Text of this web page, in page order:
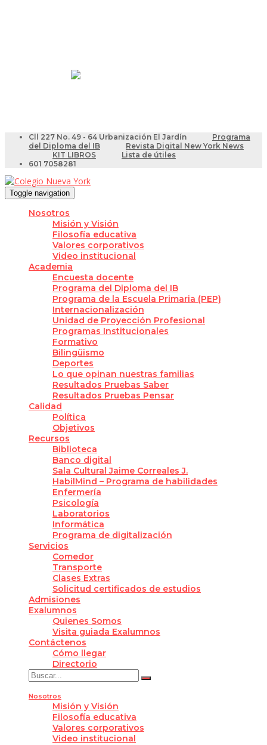
Cll 227 No. 49 - 64 Urbanización El Jardín
Programa
del Diploma del IB
Revista Digital New York News
KIT LIBROS
Lista de útiles
601 7058281
Toggle navigation
Nosotros
Misión y Visión
Filosofía educativa
Valores corporativos
Video institucional
Academia
Encuesta docente
Programa del Diploma del IB
Programa de la Escuela Primaria (PEP)
Internacionalización
Unidad de Proyección Profesional
Programas Institucionales
Formativo
Bilingüismo
Deportes
Lo que opinan nuestras familias
Resultados Pruebas Saber
Resultados Pruebas Pensar
Calidad
Política
Objetivos
Recursos
Biblioteca
Banco digital
Sala Cultural Jaime Correales J.
HabilMind – Programa de habilidades
Enfermería
Psicología
Laboratorios
Informática
Programa de digitalización
Servicios
Comedor
Transporte
Clases Extras
Solicitud certificados de estudios
Admisiones
Exalumnos
Quienes Somos
Visita guiada Exalumnos
Contáctenos
Cómo llegar
Directorio
Nosotros
Misión y Visión
Filosofía educativa
Valores corporativos
Video institucional